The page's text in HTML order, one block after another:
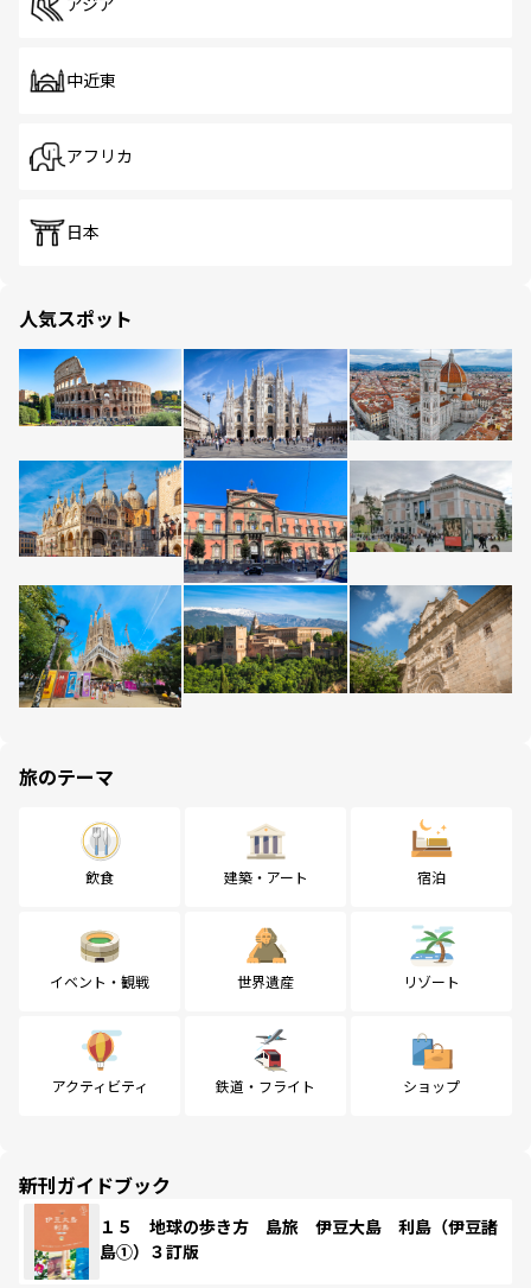
アジア
中近東
アフリカ
日本
人気スポット
旅のテーマ
飲食 建築・アート 宿泊
イベント・観戦 世界遺産 リゾート
アクティビティ 鉄道・フライト ショップ
新刊ガイドブック
１５ 地球の歩き方 島旅 伊豆大島 利島（伊豆諸
島①）３訂版